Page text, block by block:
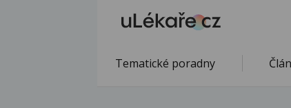
Tematické poradny